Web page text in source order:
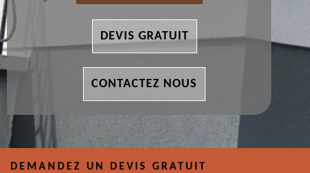
DEVIS GRATUIT
CONTACTEZ NOUS
DEMANDEZ UN DEVIS GRATUIT